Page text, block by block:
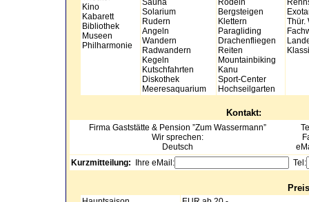
Kino
Kabarett
Bibliothek
Museen
Philharmonie
Sauna
Solarium
Rudern
Angeln
Wandern
Radwandern
Kegeln
Kutschfahrten
Diskothek
Meeresaquarium
Rodeln
Bergsteigen
Klettern
Paragliding
Drachenfliegen
Reiten
Mountainbiking
Kanu
Sport-Center
Hochseilgarten
Thür.
Kontakt:
Firma Gaststätte & Pension ”Zum Wassermann”
Wir sprechen:
Deutsch
Kurzmitteilung: Ihre eMail: Tel: